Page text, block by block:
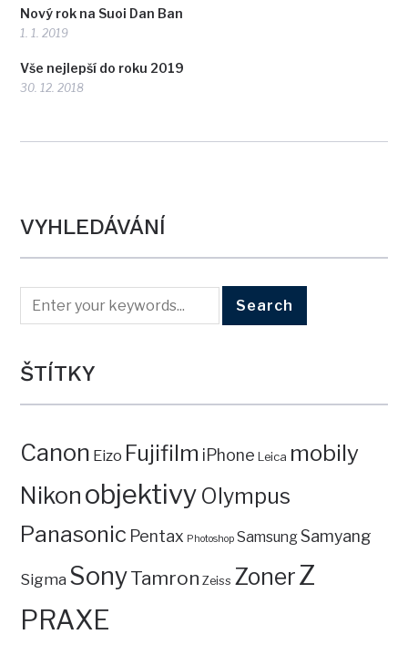
Nový rok na Suoi Dan Ban
1. 1. 2019
Vše nejlepší do roku 2019
30. 12. 2018
VYHLEDÁVÁNÍ
ŠTÍTKY
Canon Eizo Fujifilm iPhone Leica mobily
Nikon objektivy Olympus
Panasonic Pentax Photoshop SamsungSamyang
Sigma SonyTamron Zeiss ZonerZ
PRAXE